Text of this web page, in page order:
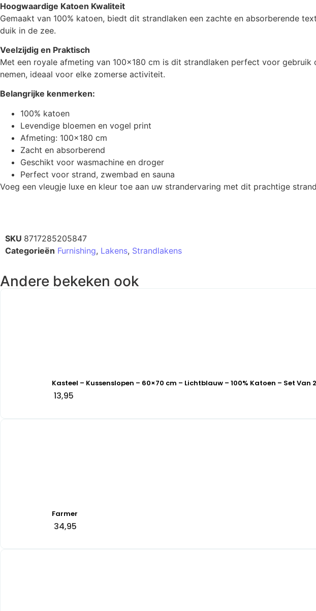
Hoogwaardige Katoen Kwaliteit
Gemaakt van 100% katoen, biedt dit strandlaken een zachte en absorberende
duik in de zee.
Veelzijdig en Praktisch
Met een royale afmeting van 100×180 cm is dit strandlaken perfect voor
nemen, ideaal voor elke zomerse activiteit.
Belangrijke kenmerken:
100% katoen
Levendige bloemen en vogel print
Afmeting: 100×180 cm
Zacht en absorberend
Geschikt voor wasmachine en droger
Perfect voor strand, zwembad en sauna
Voeg een vleugje luxe en kleur toe aan uw strandervaring met dit prachtige
SKU 8717285205847
Categorieën Furnishing, Lakens, Strandlakens
Andere bekeken ook
Kasteel – Kussenslopen – 60×70 cm – Lichtblauw – 100% Katoen – Set Van
13,95
Farmer
34,95